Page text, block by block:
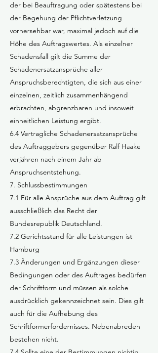
der bei Beauftragung oder spätestens bei
der Begehung der Pflichtverletzung
vorhersehbar war, maximal jedoch auf die
Höhe des Auftragswertes. Als einzelner
Schadensfall gilt die Summe der
Schadenersatzansprüche aller
Anspruchsberechtigten, die sich aus einer
einzelnen, zeitlich zusammenhängend
erbrachten, abgrenzbaren und insoweit
einheitlichen Leistung ergibt.
6.4 Vertragliche Schadenersatzansprüche
des Auftraggebers gegenüber Ralf Haake
verjähren nach einem Jahr ab
Anspruchsentstehung.
7. Schlussbestimmungen
7.1 Für alle Ansprüche aus dem Auftrag gilt
ausschließlich das Recht der
Bundesrepublik Deutschland.
7.2 Gerichtsstand für alle Leistungen ist
Hamburg
7.3 Änderungen und Ergänzungen dieser
Bedingungen oder des Auftrages bedürfen
der Schriftform und müssen als solche
ausdrücklich gekennzeichnet sein. Dies gilt
auch für die Aufhebung des
Schriftformerfordernisses. Nebenabreden
bestehen nicht.